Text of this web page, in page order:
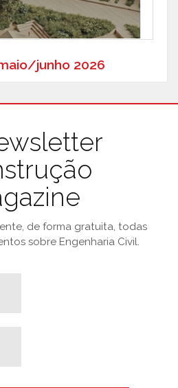
junho 2026
de forma gratuita, todas
sobre Engenharia Civil.